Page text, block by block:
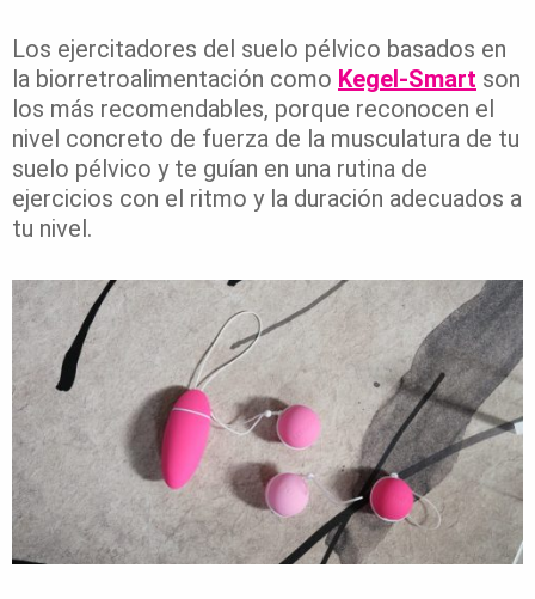
Los ejercitadores del suelo pélvico basados en
la biorretroalimentación como Kegel-Smart son
los más recomendables, porque reconocen el
nivel concreto de fuerza de la musculatura de tu
suelo pélvico y te guían en una rutina de
ejercicios con el ritmo y la duración adecuados a
tu nivel.